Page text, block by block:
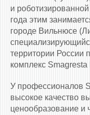
и
года этим
городе Вильнюсе
территории России
комплекс
У профессионалов
высокое качество
ценообразование и